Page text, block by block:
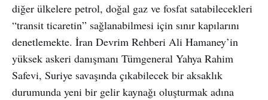
diğer ülkelere petrol, doğal gaz ve fosfat satabilecekleri
“transit ticaretin” sağlanabilmesi için sınır kapılarını
denetlemekte. İran Devrim Rehberi Ali Hamaney’in
yüksek askeri danışmanı Tümgeneral Yahya Rahim
Safevi, Suriye savaşında çıkabilecek bir aksaklık
durumunda yeni bir gelir kaynağı oluşturmak adına